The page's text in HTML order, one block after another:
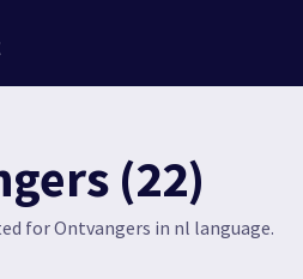
(22)
for Ontvangers in nl language.